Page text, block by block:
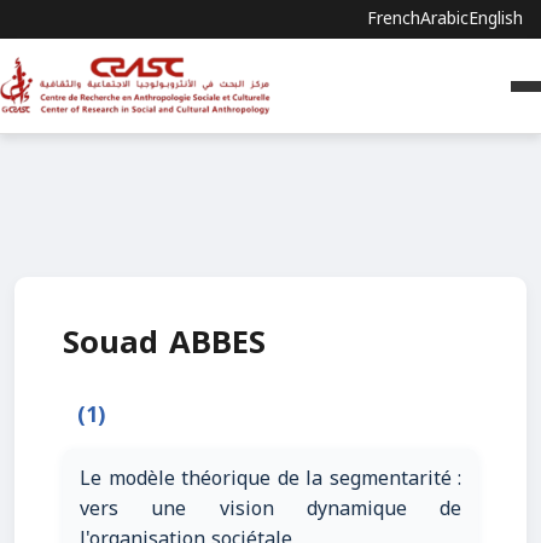
FrenchArabicEnglish
Souad ABBES
(1)
Le modèle théorique de la segmentarité :
vers une vision dynamique de